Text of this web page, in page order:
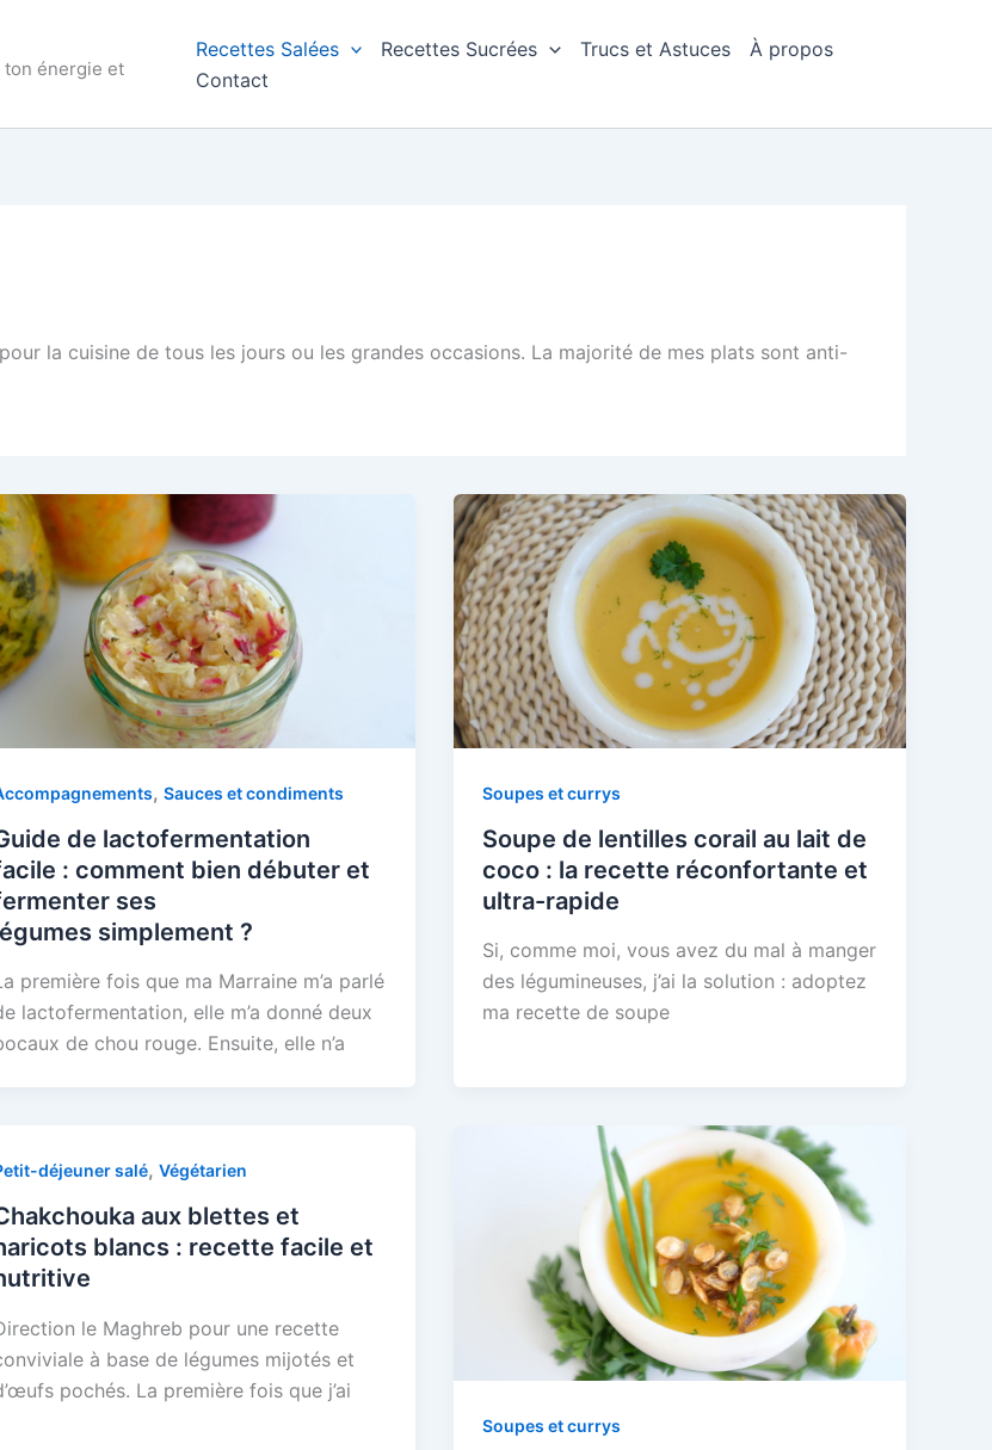
énergie et
Recettes Salées Recettes Sucrées Trucs et Astuces
À propos
Contact
la cuisine de tous les jours ou les grandes occasions. La majorité de mes plats sont anti-
, Sauces et condiments
de lactofermentation
: comment bien débuter et
ses
simplement ?
première fois que ma Marraine m’a parlé
lactofermentation, elle m’a donné deux
de chou rouge. Ensuite, elle n’a
Soupes et currys
Soupe de lentilles corail au lait de
coco : la recette réconfortante et
ultra-rapide
Si, comme moi, vous avez du mal à manger
des légumineuses, j’ai la solution : adoptez
ma recette de soupe
déjeuner salé, Végétarien
aux blettes et
blancs : recette facile et
le Maghreb pour une recette
à base de légumes mijotés et
pochés. La première fois que j’ai
Soupes et currys